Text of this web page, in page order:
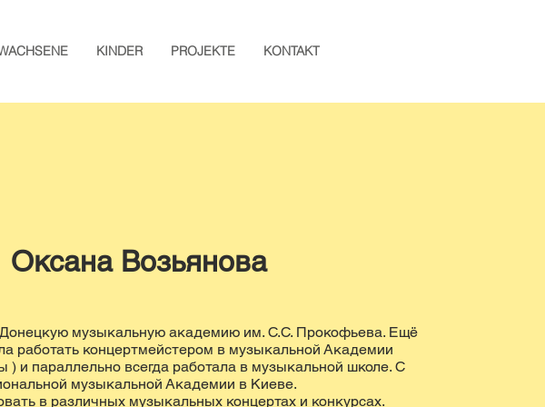
KINDER PROJEKTE KONTAKT
Оксана Возьянова
Донецкую музыкальную академию им. С.С. Прокофьева. Ещё
работать концертмейстером в музыкальной Академии
) и параллельно всегда работала в музыкальной школе. С
музыкальной Академии в Киеве.
в различных музыкальных концертах и конкурсах.